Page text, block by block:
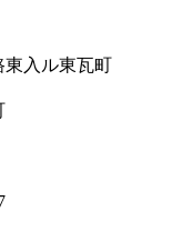
入ル東瓦町